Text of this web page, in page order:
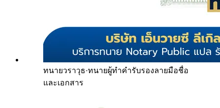
ทนายวราวุธ·ทนายผู้ทำคำรับรองลายมือชื่อ
และเอกสาร